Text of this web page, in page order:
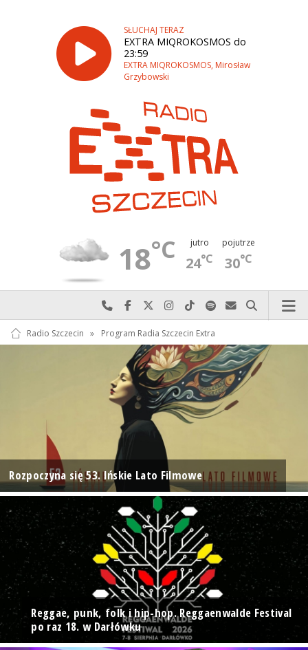
SŁUCHAJ TERAZ
EXTRA MIQROKOSMOS do
23:59
EXTRA MIQROKOSMOS, Mirosław
Grzybowski
18°C jutro
24°C
pojutrze
30°C
Najlepiej po prostu do nas zadzwoń
Odwiedź nas na Facebook-u
Odwiedź nas na X
Odwiedź nas na Instagram-ie
Odwiedź nas na TikTok-u
Szukaj nas na Spotify
Wyślij do nas
Szukaj
Radio Szczecin » Program Radia Szczecin Extra
Rozpoczyna się 53. Ińskie Lato Filmowe
Reggae, punk, folk i hip-hop. Reggaenwalde Festival
po raz 18. w Darłówku